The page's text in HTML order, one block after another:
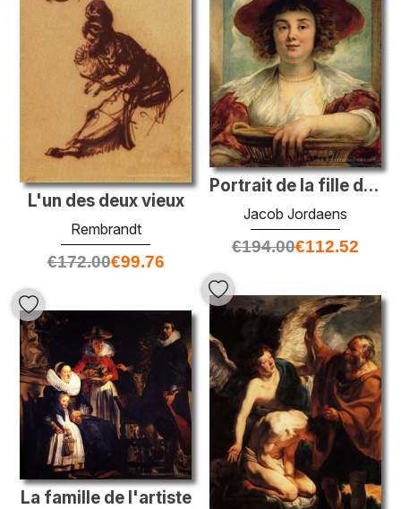
Portrait de la fille de l'artiste Elizabeth
Jacob Jordaens
€194.00€112.52
L'un des deux vieux
Rembrandt
€172.00€99.76
La famille de l'artiste